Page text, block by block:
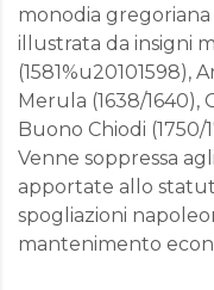
monodia gregoriana
illustrata da insigni
(1581%u20101598),
Merula (1638/1640),
Buono Chiodi (1750/
Venne soppressa
apportate allo
spogliazioni
mantenimento